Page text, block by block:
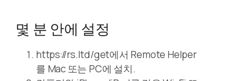
몇 분 안에 설정
https://rs.ltd/get에서 Remote Helper
를 Mac 또는 PC에 설치.